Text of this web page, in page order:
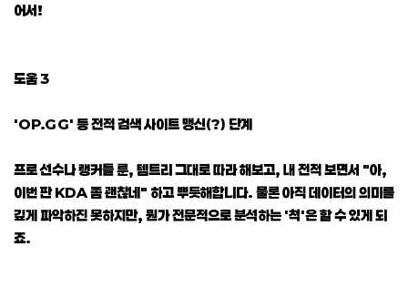
어서!
도움 3
'OP.GG' 등 전적 검색 사이트 맹신(?) 단계
프로 선수나 랭커들 룬, 템트리 그대로 따라 해보고, 내 전적 보면서 "아,
이번 판 KDA 좀 괜찮네" 하고 뿌듯해합니다. 물론 아직 데이터의 의미를
깊게 파악하진 못하지만, 뭔가 전문적으로 분석하는 '척'은 할 수 있게 되
죠.